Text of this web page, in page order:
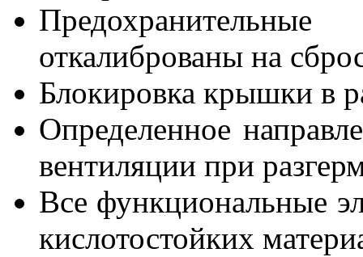
откалиброваны на
Блокировка крышки в
Определенное
вентиляции при
Все функциональные
кислотостойких